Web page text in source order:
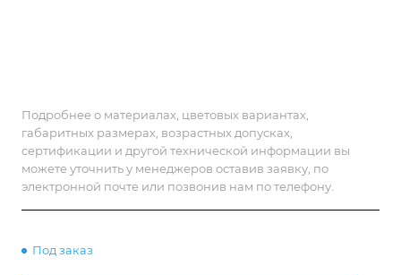
Подробнее о материалах, цветовых вариантах,
габаритных размерах, возрастных допусках,
сертификации и другой технической информации вы
можете уточнить у менеджеров оставив заявку, по
электронной почте или позвонив нам по телефону.
Под заказ